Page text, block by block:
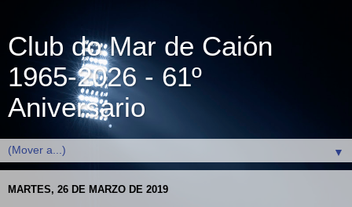
Club do Mar de Caión
1965-2026 - 61º
Aniversario
▼
MARTES, 26 DE MARZO DE 2019